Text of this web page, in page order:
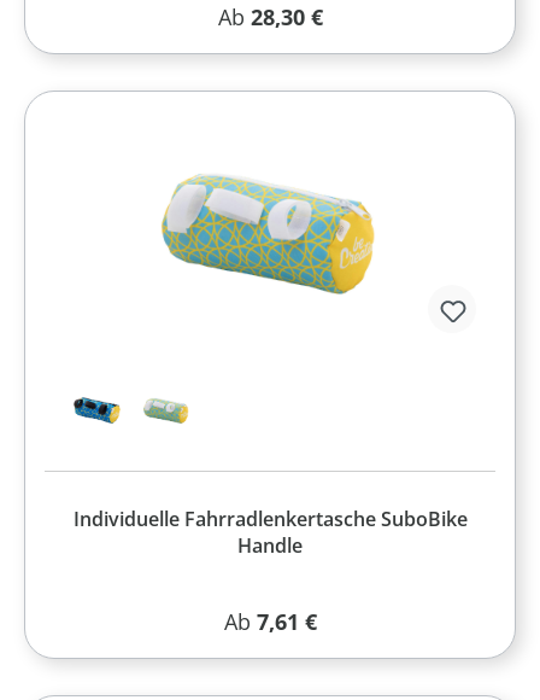
Regulärer Preis:
Ab 28,30 €
Individuelle Fahrradlenkertasche SuboBike
Handle
Regulärer Preis:
Ab 7,61 €